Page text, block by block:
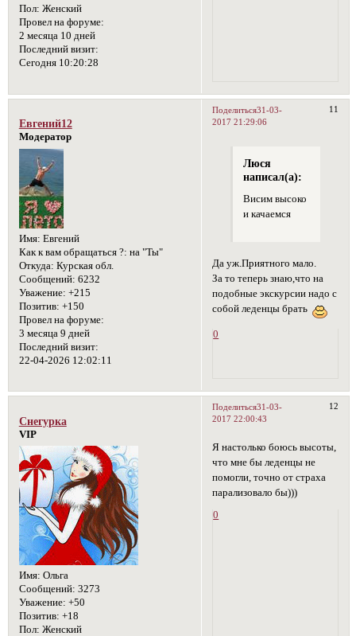
Пол: Женский
Провел на форуме:
2 месяца 10 дней
Последний визит:
Сегодня 10:20:28
Поделиться 11
31-03-
2017 21:29:06
Евгений12
Модератор
Имя: Евгений
Как к вам обращаться ?: на "Ты"
Откуда: Курская обл.
Сообщений: 6232
Уважение: +215
Позитив: +150
Провел на форуме:
3 месяца 9 дней
Последний визит:
22-04-2026 12:02:11
Люся
написал(а):
Висим высоко
и качаемся
Да уж.Приятного мало.
За то теперь знаю,что на
подобные экскурсии надо с
собой леденцы брать
0
Поделиться 12
31-03-
2017 22:00:43
Снегурка
VIP
Имя: Ольга
Сообщений: 3273
Уважение: +50
Позитив: +18
Пол: Женский
Я настолько боюсь высоты,
что мне бы леденцы не
помогли, точно от страха
парализовало бы)))
0